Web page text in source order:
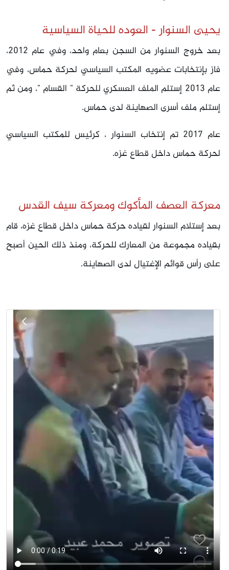
يحيى السنوار - العوده للحياة السياسية
بعد خروج السنوار من السجن بعام واحد، وفي عام 2012،
فاز بإنتخابات عضويه المكتب السياسي لحركة حماس، وفي
عام 2013 إستلم الملف العسكري للحركة " القسام "، ومن ثم
إستلم ملف أسرى الصهاينة لدى حماس.
عام 2017 تم إنتخاب السنوار ، كرئيس للمكتب السياسي
لحركة حماس داخل قطاع غزه.
معركة العصف المأكوك ومعركة سيف القدس
بعد إستلام السنوار لقياده حركة حماس داخل قطاع غزه، قام
بقياده مجموعة من المعارك للحركة، ومنذ ذلك الحين أصبح
على رأس قوائم الإغتيال لدى الصهاينة.